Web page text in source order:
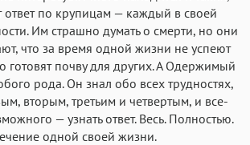
ответ по крупицам — каждый в своей
Им страшно думать о смерти, но они
что за время одной жизни не успеют
готовят почву для других. А Одержимый
рода. Он знал обо всех трудностях,
вторым, третьим и четвертым, и все-
— узнать ответ. Весь. Полностью.
одной своей жизни.